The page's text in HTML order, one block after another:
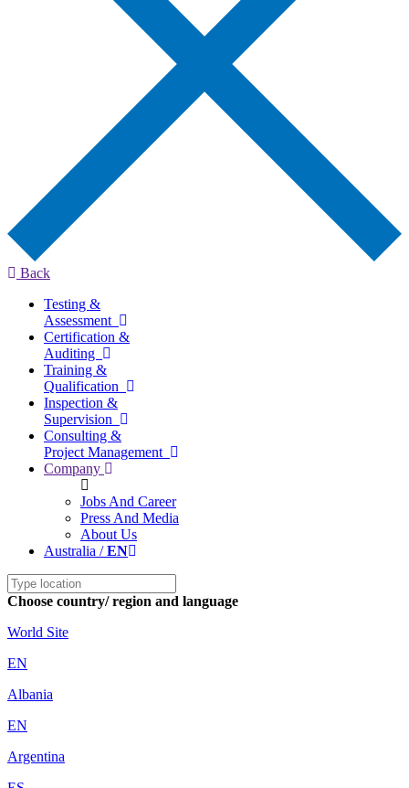
Back
Testing &
Assessment
Certification &
Auditing
Training &
Qualification
Inspection &
Supervision
Consulting &
Project Management
Company
Jobs And Career
Press And Media
About Us
Australia /EN
Choose country/ region and language
World Site
EN
Albania
EN
Argentina